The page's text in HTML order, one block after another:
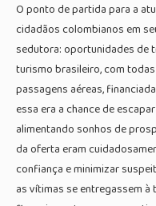
O ponto de partida para a
cidadãos colombianos em
sedutora: oportunidades de
turismo brasileiro, com
passagens aéreas,
essa era a chance de
alimentando sonhos de
da oferta eram
confiança e minimizar
as vítimas se entregassem